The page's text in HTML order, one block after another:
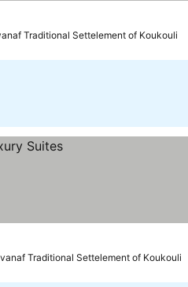
Traditional Settelement of Koukouli
Traditional Settelement of Koukouli